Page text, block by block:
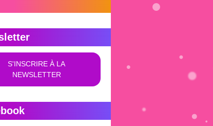
S'INSCRIRE À LA
NEWSLETTER